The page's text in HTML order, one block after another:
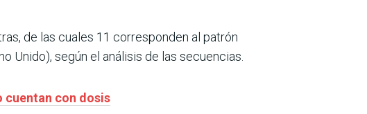
de las cuales 11 corresponden al patrón
Unido), según el análisis de las secuencias.
cuentan con dosis